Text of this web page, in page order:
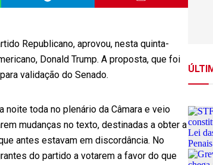
Republicano, aprovou, nesta quinta-
Donald Trump. A proposta, que foi
validação do Senado.
toda no plenário da Câmara e veio
mudanças no texto, destinadas a obter a
antes estavam em discordância. No
do partido a votarem a favor do que